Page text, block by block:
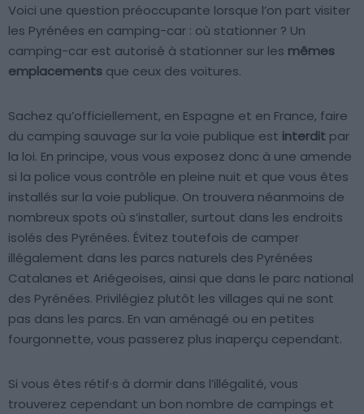
Voici une question préoccupante lorsque l’on part visiter
les Pyrénées en camping-car : où stationner ? Un
camping-car est autorisé à stationner sur les mêmes
emplacements que ceux des voitures.
Sachez qu’officiellement, en Espagne et en France, faire
du camping sauvage sur la voie publique est interdit par
la loi. En principe, vous vous exposez donc à une amende
si la police vous contrôle en pleine nuit et que vous êtes
installés sur la voie publique. On trouvera néanmoins de
nombreux spots où s’installer, surtout dans les endroits
isolés des Pyrénées. Évitez toutefois de camper
illégalement dans les parcs naturels des Pyrénées
Catalanes et Ariégeoises, ainsi que dans le parc national
des Pyrénées. Privilégiez plutôt les villages qui ne sont
pas dans les parcs. En van aménagé ou en petites
fourgonnette, vous passerez plus inaperçu cependant.
Si vous êtes rétif·s à dormir dans l’illégalité, vous
trouverez cependant un bon nombre de campings et